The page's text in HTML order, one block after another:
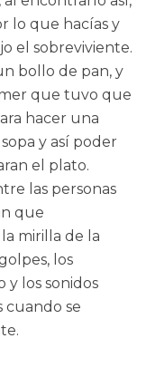
lo que hacías y
el sobreviviente.
bollo de pan, y
que tuvo que
hacer una
y así poder
el plato.
las personas
que
mirilla de la
los
y los sonidos
cuando se